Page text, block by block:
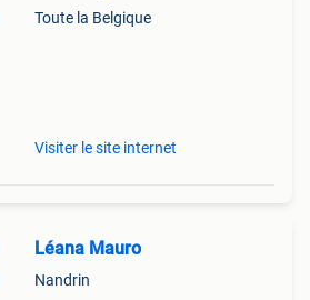
Toute la Belgique
Visiter le site internet
Léana Mauro
Nandrin